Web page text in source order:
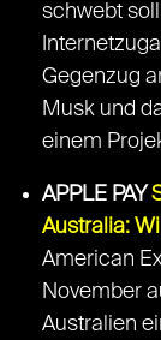
schwebt
Gegenzug
Musk und
einem
APPLE PAY
Australia:
American
November
Australien